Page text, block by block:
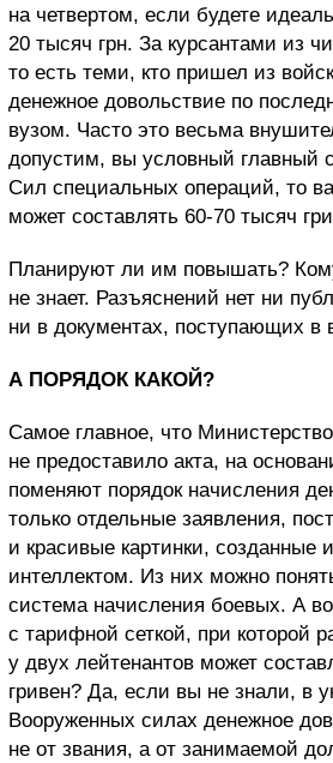
на четвертом, если будете
20 тысяч грн. За курсантами из
то есть теми, кто пришел из
денежное довольствие по
вузом. Часто это весьма
допустим, вы условный главный
Сил специальных операций, то
может составлять 60-70 тысяч
Планируют ли им повышать?
не знает. Разъяснений нет ни
ни в документах, поступающих в
А ПОРЯДОК КАКОЙ?
Самое главное, что
не предоставило акта, на
поменяют порядок начисления
только отдельные заявления,
и красивые картинки, созданные
интеллектом. Из них можно
система начисления боевых. А
с тарифной сеткой, при которой
у двух лейтенантов может
гривен? Да, если вы не знали, в
Вооруженных силах денежное
не от звания, а от занимаемой